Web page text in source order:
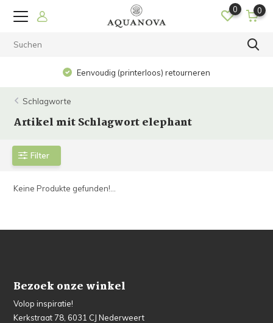
0 0
Eenvoudig (printerloos) retourneren
Schlagworte
Artikel mit Schlagwort elephant
Filter
Keine Produkte gefunden!...
Bezoek onze winkel
Volop inspiratie!
Kerkstraat 78, 6031 CJ Nederweert